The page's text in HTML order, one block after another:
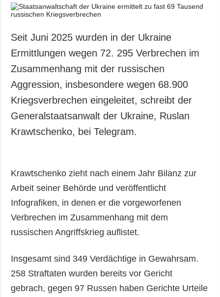
Seit Juni 2025 wurden in der Ukraine
Ermittlungen wegen 72. 295 Verbrechen im
Zusammenhang mit der russischen
Aggression, insbesondere wegen 68.900
Kriegsverbrechen eingeleitet, schreibt der
Generalstaatsanwalt der Ukraine, Ruslan
Krawtschenko, bei Telegram.
Krawtschenko zieht nach einem Jahr Bilanz zur
Arbeit seiner Behörde und veröffentlicht
Infografiken, in denen er die vorgeworfenen
Verbrechen im Zusammenhang mit dem
russischen Angriffskrieg auflistet.
Insgesamt sind 349 Verdächtige in Gewahrsam.
258 Straftaten wurden bereits vor Gericht
gebrach, gegen 97 Russen haben Gerichte Urteile